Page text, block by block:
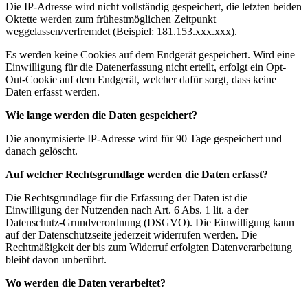
Die IP-Adresse wird nicht vollständig gespeichert, die letzten beiden
Oktette werden zum frühestmöglichen Zeitpunkt
weggelassen/verfremdet (Beispiel: 181.153.xxx.xxx).
Es werden keine Cookies auf dem Endgerät gespeichert. Wird eine
Einwilligung für die Datenerfassung nicht erteilt, erfolgt ein Opt-
Out-Cookie auf dem Endgerät, welcher dafür sorgt, dass keine
Daten erfasst werden.
Wie lange werden die Daten gespeichert?
Die anonymisierte IP-Adresse wird für 90 Tage gespeichert und
danach gelöscht.
Auf welcher Rechtsgrundlage werden die Daten erfasst?
Die Rechtsgrundlage für die Erfassung der Daten ist die
Einwilligung der Nutzenden nach Art. 6 Abs. 1 lit. a der
Datenschutz-Grundverordnung (DSGVO). Die Einwilligung kann
auf der Datenschutzseite jederzeit widerrufen werden. Die
Rechtmäßigkeit der bis zum Widerruf erfolgten Datenverarbeitung
bleibt davon unberührt.
Wo werden die Daten verarbeitet?